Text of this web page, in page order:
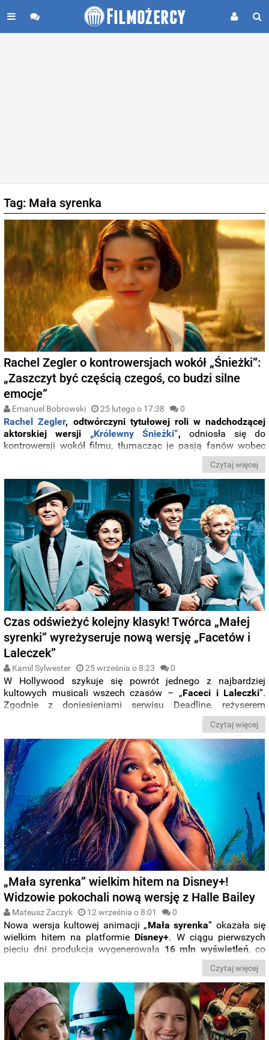
Tag: Mała syrenka
Rachel Zegler o kontrowersjach wokół „Śnieżki”:
„Zaszczyt być częścią czegoś, co budzi silne
emocje”
Emanuel Bobrowski 25 lutego o 17:38 0
Rachel Zegler, odtwórczyni tytułowej roli w nadchodzącej
aktorskiej wersji „Królewny Śnieżki”, odniosła się do
kontrowersji wokół filmu, tłumacząc je pasją fanów wobec
Czytaj więcej
Czas odświeżyć kolejny klasyk! Twórca „Małej
syrenki” wyreżyseruje nową wersję „Facetów i
Laleczek”
Kamil Sylwester 25 września o 8:23 0
W Hollywood szykuje się powrót jednego z najbardziej
kultowych musicali wszech czasów – „Faceci i Laleczki”.
Zgodnie z doniesieniami serwisu Deadline, reżyserem
projektu, o którym mówiło się od dłuższego czasu, zostałRob
”), a przy scenariuszu mają
mu pomócJohn DeLuca, wraz zJohnem RequąiGlennem
Ficarrą
(znanymi z filmów „Koty i psy”, „Zły Mikołaj”).
Czytaj więcej
„Mała syrenka” wielkim hitem na Disney+!
Widzowie pokochali nową wersję z Halle Bailey
Mateusz Zaczyk 12 września o 8:01 0
Nowa wersja kultowej animacji „Mała syrenka” okazała się
wielkim hitem na platformie Disney+. W ciągu pierwszych
pięciu dni produkcja wygenerowała 16 mln wyświetleń, co
jest wynikiem, którego żadna produkcja nie osiągnęła na
Czytaj więcej